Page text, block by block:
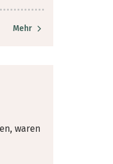
Mehr
waren